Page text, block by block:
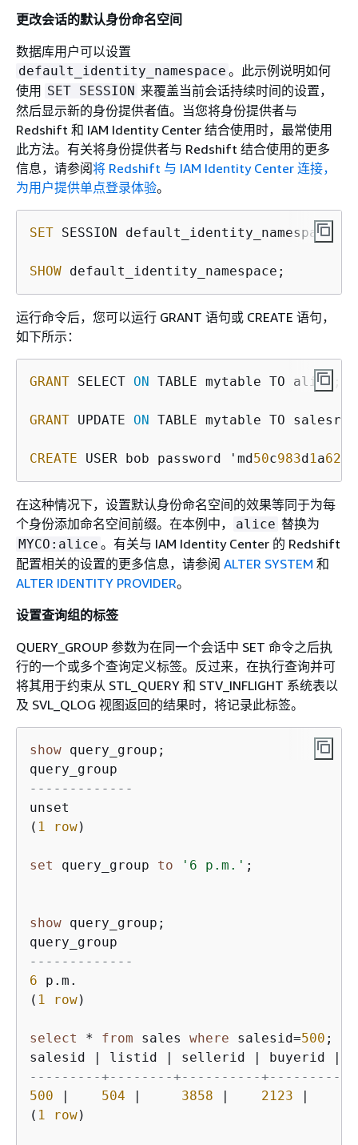
更改会话的默认身份命名空间
数据库用户可以设置
default_identity_namespace 。此示例说明如何
使用 SET SESSION 来覆盖当前会话持续时间的设置，
然后显示新的身份提供者值。当您将身份提供者与
Redshift 和 IAM Identity Center 结合使用时，最常使用
此方法。有关将身份提供者与 Redshift 结合使用的更多
信息，请参阅将 Redshift 与 IAM Identity Center 连接，
为用户提供单点登录体验。
SET SESSION default_identity_namespace =
SHOW default_identity_namespace;
运行命令后，您可以运行 GRANT 语句或 CREATE 语句，
如下所示：
GRANT SELECT ON TABLE mytable TO alice;
GRANT UPDATE ON TABLE mytable TO
CREATE USER bob password 'md 50c983d 1a
在这种情况下，设置默认身份命名空间的效果等同于为每
个身份添加命名空间前缀。在本例中，
alice 替换为
MYCO:alice 。有关与 IAM Identity Center 的 Redshift
配置相关的设置的更多信息，请参阅 ALTER SYSTEM 和
ALTER IDENTITY PROVIDER。
设置查询组的标签
QUERY_GROUP 参数为在同一个会话中 SET 命令之后执
行的一个或多个查询定义标签。反过来，在执行查询并可
将其用于约束从 STL_QUERY 和 STV_INFLIGHT 系统表以
及 SVL_QLOG 视图返回的结果时，将记录此标签。
show query_group;
-------------
unset
( 1 row)
set query_group to '6 p.m.' ;
show query_group;
-------------
6 p.m.
( 1 row)
select * from sales where salesid=500 ;
salesid
listid sellerid buyerid
---------+--------+----------+---------
500
504 3858 2123
( 1 row)